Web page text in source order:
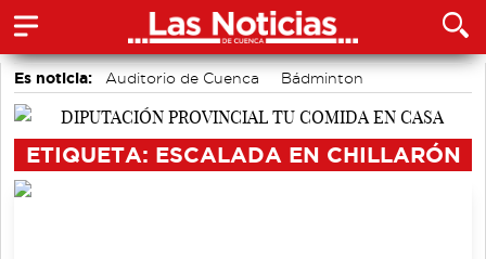
Es noticia: Auditorio de Cuenca
Bádminton
accidentes laborales
Área de Deportes
ETIQUETA: ESCALADA EN CHILLARÓN